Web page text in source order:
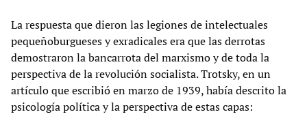
La respuesta que dieron las legiones de intelectuales
pequeñoburgueses y exradicales era que las derrotas
demostraron la bancarrota del marxismo y de toda la
perspectiva de la revolución socialista. Trotsky, en un
artículo que escribió en marzo de 1939, había descrito la
psicología política y la perspectiva de estas capas: